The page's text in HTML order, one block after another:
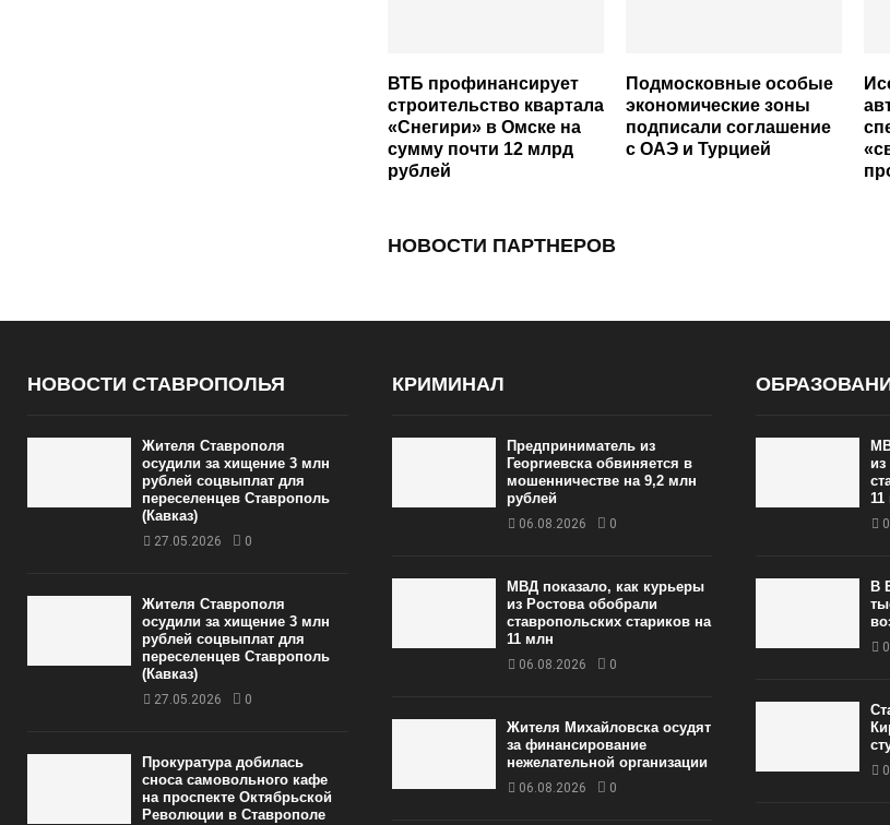
ВТБ профинансирует
строительство квартала
«Снегири» в Омске на
сумму почти 12 млрд
рублей
Подмосковные особые
экономические зоны
подписали соглашение
с ОАЭ и Турцией
НОВОСТИ ПАРТНЕРОВ
НОВОСТИ СТАВРОПОЛЬЯ
Жителя Ставрополя
осудили за хищение 3 млн
рублей соцвыплат для
переселенцев Ставрополь
(Кавказ)
27.05.2026 0
Жителя Ставрополя
осудили за хищение 3 млн
рублей соцвыплат для
переселенцев Ставрополь
(Кавказ)
27.05.2026 0
Прокуратура добилась
сноса самовольного кафе
на проспекте Октябрьской
Революции в Ставрополе
КРИМИНАЛ
Предприниматель из
Георгиевска обвиняется в
мошенничестве на 9,2 млн
рублей
06.08.2026 0
МВД показало, как курьеры
из Ростова обобрали
ставропольских стариков на
11 млн
06.08.2026 0
Жителя Михайловска осудят
за финансирование
нежелательной организации
06.08.2026 0
11
В